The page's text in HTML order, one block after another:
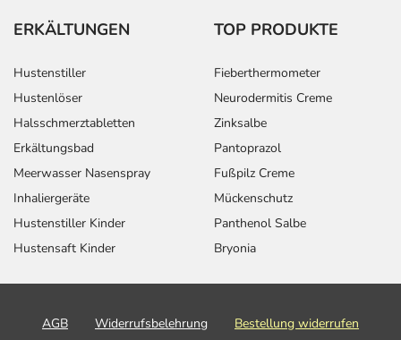
ERKÄLTUNGEN
Hustenstiller
Hustenlöser
Halsschmerztabletten
Erkältungsbad
Meerwasser Nasenspray
Inhaliergeräte
Hustenstiller Kinder
Hustensaft Kinder
TOP PRODUKTE
Fieberthermometer
Neurodermitis Creme
Zinksalbe
Pantoprazol
Fußpilz Creme
Mückenschutz
Panthenol Salbe
Bryonia
AGB Widerrufsbelehrung
Bestellung widerrufen